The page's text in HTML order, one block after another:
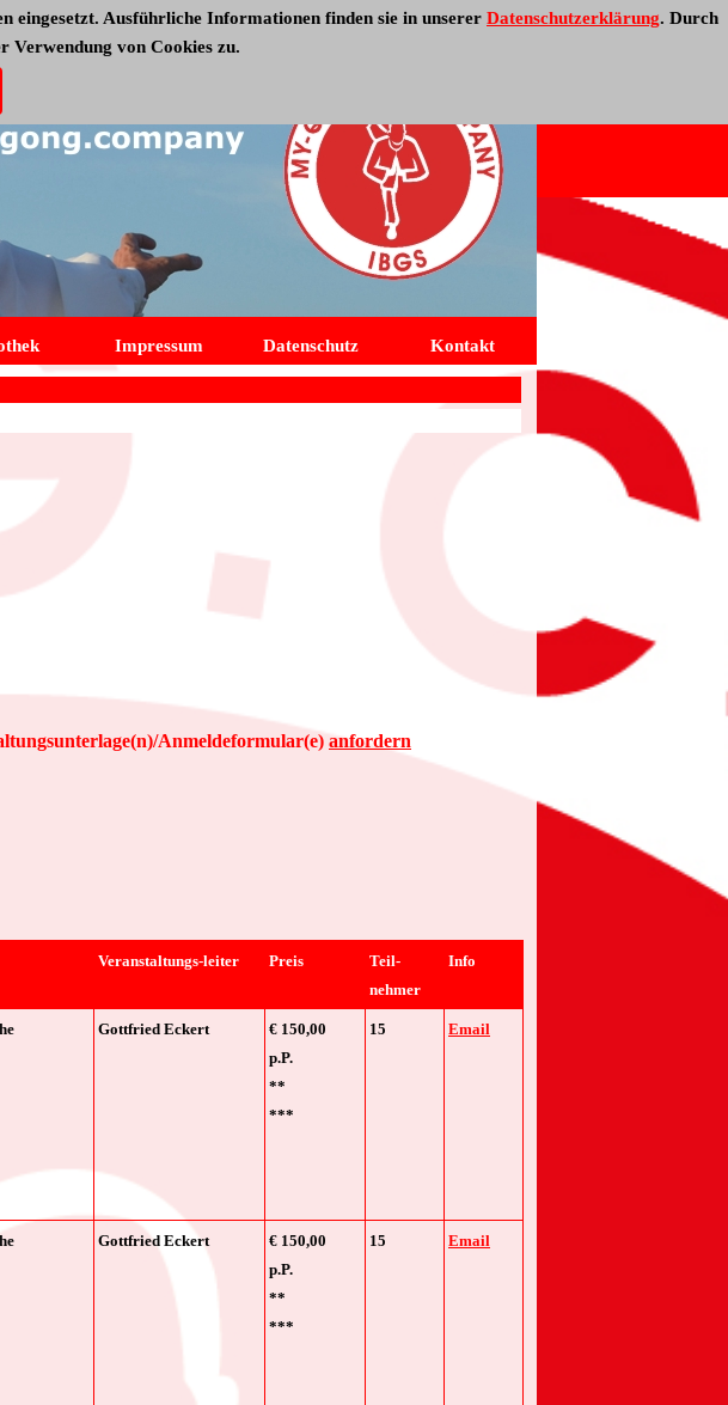
eingesetzt. Ausführliche Informationen finden sie in unserer Datenschutzerklärung. Durch
Verwendung von Cookies zu.
Impressum Datenschutz Kontakt
Anmeldeformular(e) anfordern
Veranstaltungs-leiter Preis
Teil-
nehmer
Info
Gottfried Eckert
€ 150,00
p.P.
**
***
15 Email
Gottfried Eckert
€ 150,00
p.P.
**
***
15 Email